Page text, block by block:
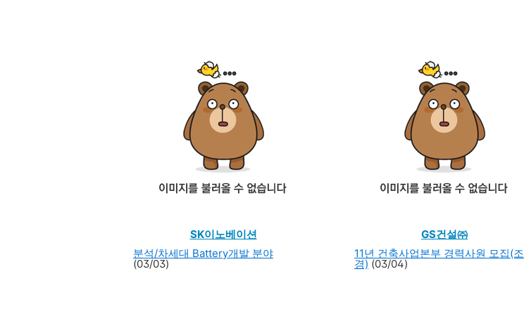
SK이노베이션
분석/차세대 Battery개발 분야
(03/03)
GS건설㈜
11년 건축사업본부 경력사원 모집(조
경) (03/04)